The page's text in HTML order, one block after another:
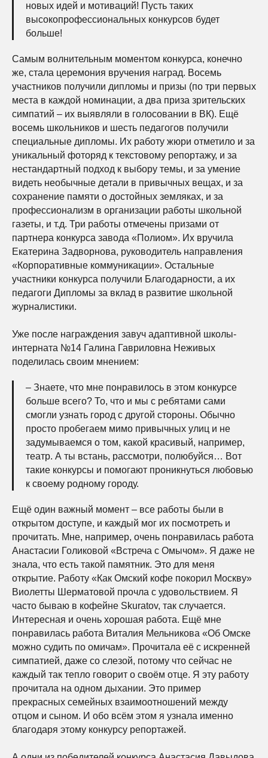
новых идей и мотиваций! Пусть таких
высокопрофессиональных конкурсов будет
больше!
Самым волнительным моментом конкурса, конечно
же, стала церемония вручения наград. Восемь
участников получили дипломы и призы (по три первых
места в каждой номинации, а два приза зрительских
симпатий – их выявляли в голосовании в ВК). Ещё
восемь школьников и шесть педагогов получили
специальные дипломы. Их работу жюри отметило и за
уникальный фоторяд к текстовому репортажу, и за
нестандартный подход к выбору темы, и за умение
видеть необычные детали в привычных вещах, и за
сохранение памяти о достойных земляках, и за
профессионализм в организации работы школьной
газеты, и т.д. Три работы отмечены призами от
партнера конкурса завода «Полиом». Их вручила
Екатерина Задворнова, руководитель направления
«Корпоративные коммуникации». Остальные
участники конкурса получили Благодарности, а их
педагоги Дипломы за вклад в развитие школьной
журналистики.
Уже после награждения завуч адаптивной школы-
интерната №14 Галина Гавриловна Неживых
поделилась своим мнением:
– Знаете, что мне понравилось в этом конкурсе
больше всего? То, что и мы с ребятами сами
смогли узнать город с другой стороны. Обычно
просто пробегаем мимо привычных улиц и не
задумываемся о том, какой красивый, например,
театр. А ты встань, рассмотри, полюбуйся… Вот
такие конкурсы и помогают проникнуться любовью
к своему родному городу.
Ещё один важный момент – все работы были в
открытом доступе, и каждый мог их посмотреть и
прочитать. Мне, например, очень понравилась работа
Анастасии Голиковой «Встреча с Омычом». Я даже не
знала, что есть такой памятник. Это для меня
открытие. Работу «Как Омский кофе покорил Москву»
Виолетты Шерматовой прочла с удовольствием. Я
часто бываю в кофейне Skuratov, так случается.
Интересная и очень хорошая работа. Ещё мне
понравилась работа Виталия Мельникова «Об Омске
можно судить по омичам». Прочитала её с искренней
симпатией, даже со слезой, потому что сейчас не
каждый так тепло говорит о своём отце. Я эту работу
прочитала на одном дыхании. Это пример
прекрасных семейных взаимоотношений между
отцом и сыном. И обо всём этом я узнала именно
благодаря этому конкурсу репортажей.